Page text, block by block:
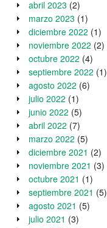
abril 2023 (2)
marzo 2023 (1)
diciembre 2022 (1)
noviembre 2022 (2)
octubre 2022 (4)
septiembre 2022 (1)
agosto 2022 (6)
julio 2022 (1)
junio 2022 (5)
abril 2022 (7)
marzo 2022 (5)
diciembre 2021 (2)
noviembre 2021 (3)
octubre 2021 (1)
septiembre 2021 (5)
agosto 2021 (5)
julio 2021 (3)